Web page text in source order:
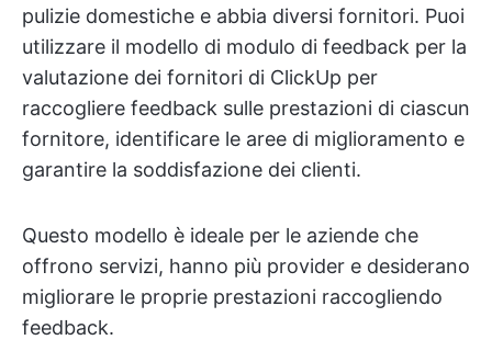
pulizie domestiche e abbia diversi fornitori. Puoi
utilizzare il modello di modulo di feedback per la
valutazione dei fornitori di ClickUp per
raccogliere feedback sulle prestazioni di ciascun
fornitore, identificare le aree di miglioramento e
garantire la soddisfazione dei clienti.
Questo modello è ideale per le aziende che
offrono servizi, hanno più provider e desiderano
migliorare le proprie prestazioni raccogliendo
feedback.